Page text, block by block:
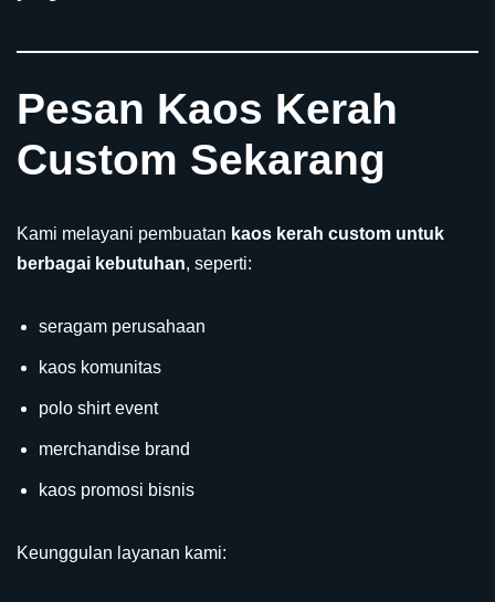
Pesan Kaos Kerah
Custom Sekarang
Kami melayani pembuatan kaos kerah custom untuk
berbagai kebutuhan, seperti:
seragam perusahaan
kaos komunitas
polo shirt event
merchandise brand
kaos promosi bisnis
Keunggulan layanan kami: